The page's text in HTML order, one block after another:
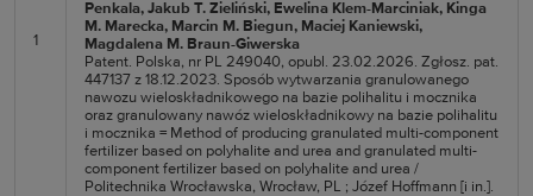
1
Penkala, Jakub T. Zieliński, Ewelina Klem-Marciniak, Kinga
M. Marecka, Marcin M. Biegun, Maciej Kaniewski,
Magdalena M. Braun-Giwerska
Patent. Polska, nr PL 249040, opubl. 23.02.2026. Zgłosz. pat.
447137 z 18.12.2023. Sposób wytwarzania granulowanego
nawozu wieloskładnikowego na bazie polihalitu i mocznika
oraz granulowany nawóz wieloskładnikowy na bazie polihalitu
i mocznika = Method of producing granulated multi-component
fertilizer based on polyhalite and urea and granulated multi-
component fertilizer based on polyhalite and urea /
Politechnika Wrocławska, Wrocław, PL ; Józef Hoffmann [i in.].